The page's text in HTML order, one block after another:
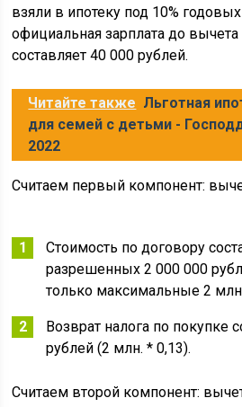
взяли в ипотеку под 10%
официальная зарплата до вычета
составляет 40 000 рублей.
Читайте также Льготная
для семей с детьми -
2022
Считаем первый компонент:
Стоимость по договору
разрешенных 2 000 000
только максимальные 2
Возврат налога по покупке
рублей (2 млн. * 0,13).
Считаем второй компонент: